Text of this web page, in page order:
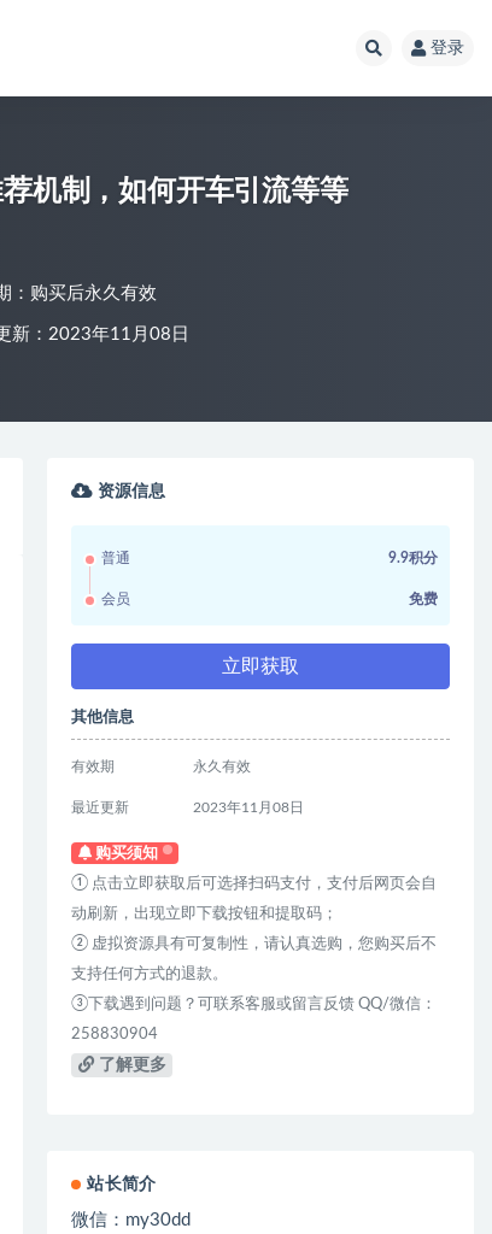
登录
机制，如何开车引流等等
：购买后永久有效
新：2023年11月08日
资源信息
普通 9.9积分
会员 免费
立即获取
其他信息
有效期 永久有效
最近更新 2023年11月08日
购买须知
① 点击立即获取后可选择扫码支付，支付后网页会自
动刷新，出现立即下载按钮和提取码；
② 虚拟资源具有可复制性，请认真选购，您购买后不
支持任何方式的退款。
③下载遇到问题？可联系客服或留言反馈 QQ/微信：
258830904
了解更多
站长简介
微信： my30dd